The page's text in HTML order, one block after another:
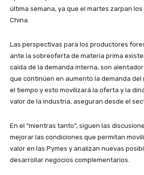
última semana, ya que el martes zarpan
China.
Las perspectivas para los productores
ante la sobreoferta de materia prima
caída de la demanda interna, son
que continúen en aumento la demanda del
el tiempo y esto movilizará la oferta y la
valor de la industria, aseguran desde el
En el “mientras tanto”, siguen las
mejorar las condiciones que permitan
valor en las Pymes y analizan nuevas
desarrollar negocios complementarios.